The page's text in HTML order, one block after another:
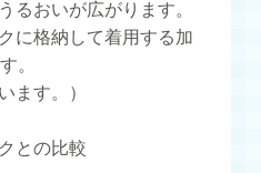
るおいが広がります。
に格納して着用する加
。
ます。）
との比較